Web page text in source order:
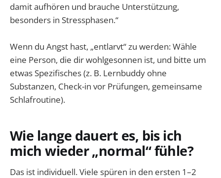
damit aufhören und brauche Unterstützung,
besonders in Stressphasen.“
Wenn du Angst hast, „entlarvt“ zu werden: Wähle
eine Person, die dir wohlgesonnen ist, und bitte um
etwas Spezifisches (z. B. Lernbuddy ohne
Substanzen, Check-in vor Prüfungen, gemeinsame
Schlafroutine).
Wie lange dauert es, bis ich
mich wieder „normal“ fühle?
Das ist individuell. Viele spüren in den ersten 1–2